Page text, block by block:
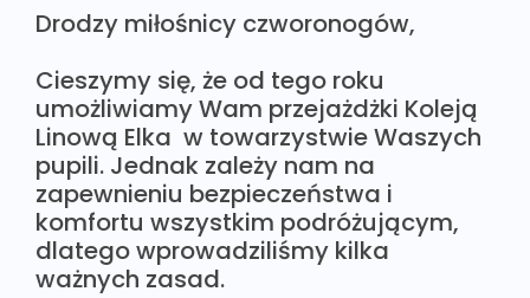
Drodzy miłośnicy czworonogów,
Cieszymy się, że od tego roku
umożliwiamy Wam przejażdżki Koleją
Linową Elka w towarzystwie Waszych
pupili. Jednak zależy nam na
zapewnieniu bezpieczeństwa i
komfortu wszystkim podróżującym,
dlatego wprowadziliśmy kilka
ważnych zasad.